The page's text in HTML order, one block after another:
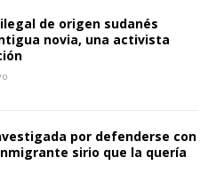
de origen sudanés
novia, una activista
por defenderse con
sirio que la quería